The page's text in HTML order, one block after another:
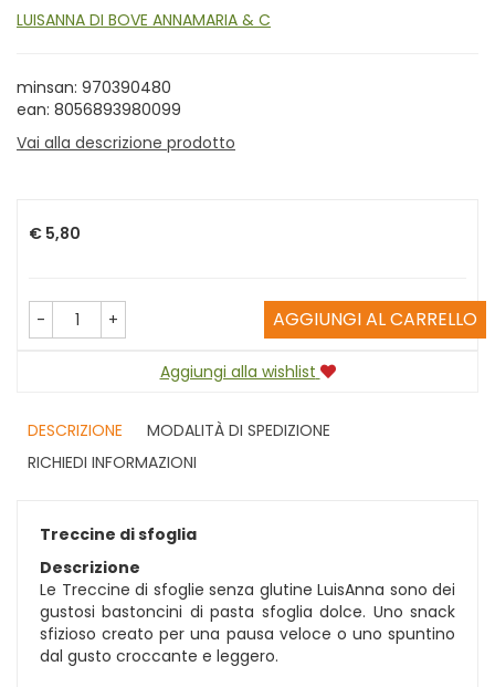
LUISANNA DI BOVE ANNAMARIA & C
minsan: 970390480
ean: 8056893980099
Vai alla descrizione prodotto
Prezzo
€ 5,80
- + AGGIUNGI AL CARRELLO
Aggiungi alla wishlist
DESCRIZIONE
MODALITÀ DI SPEDIZIONE
RICHIEDI INFORMAZIONI
Treccine di sfoglia
Descrizione
Le Treccine di sfoglie senza glutine LuisAnna sono dei
gustosi bastoncini di pasta sfoglia dolce. Uno snack
sfizioso creato per una pausa veloce o uno spuntino
dal gusto croccante e leggero.